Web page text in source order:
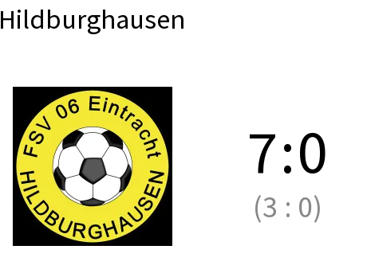
Hildburghausen
7:0
(3 : 0)